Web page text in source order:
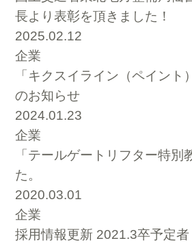
長より表彰を頂きました！
2025.02.12
企業
「キクスイライン（ペイント
のお知らせ
2024.01.23
企業
「テールゲートリフター特別
た。
2020.03.01
企業
採用情報更新 2021.3卒予定